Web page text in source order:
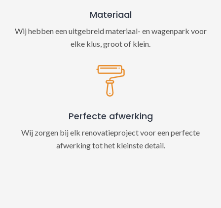
Materiaal
Wij hebben een uitgebreid materiaal- en wagenpark voor
elke klus, groot of klein.
Perfecte afwerking
Wij zorgen bij elk renovatieproject voor een perfecte
afwerking tot het kleinste detail.